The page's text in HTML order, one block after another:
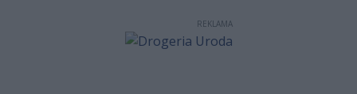
REKLAMA